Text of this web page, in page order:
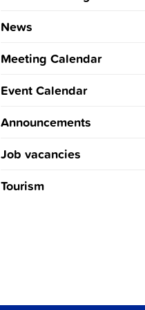
News
Meeting Calendar
Event Calendar
Announcements
Job vacancies
Tourism